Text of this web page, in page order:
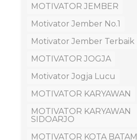
MOTIVATOR JEMBER
Motivator Jember No.1
Motivator Jember Terbaik
MOTIVATOR JOGJA
Motivator Jogja Lucu
MOTIVATOR KARYAWAN
MOTIVATOR KARYAWAN
SIDOARJO
MOTIVATOR KOTA BATAM